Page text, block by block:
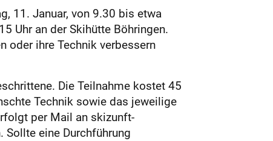
11. Januar, von 9.30 bis etwa
Uhr an der Skihütte Böhringen.
oder ihre Technik verbessern
Die Teilnahme kostet 45
Technik sowie das jeweilige
per Mail an skizunft-
eine Durchführung